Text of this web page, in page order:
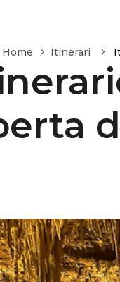
Home Itinerari